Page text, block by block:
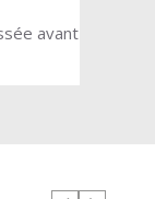
avant